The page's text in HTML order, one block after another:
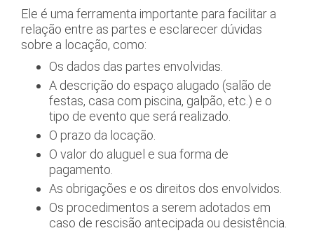
Ele é uma ferramenta importante para facilitar a
relação entre as partes e esclarecer dúvidas
sobre a locação, como:
Os dados das partes envolvidas.
A descrição do espaço alugado (salão de
festas, casa com piscina, galpão, etc.) e o
tipo de evento que será realizado.
O prazo da locação.
O valor do aluguel e sua forma de
pagamento.
As obrigações e os direitos dos envolvidos.
Os procedimentos a serem adotados em
caso de rescisão antecipada ou desistência.